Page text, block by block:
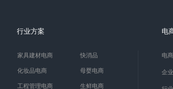
行业方案
家具建材电商
快消品
化妆品电商
母婴电商
工程管理电商
生鲜电商
电
电
企